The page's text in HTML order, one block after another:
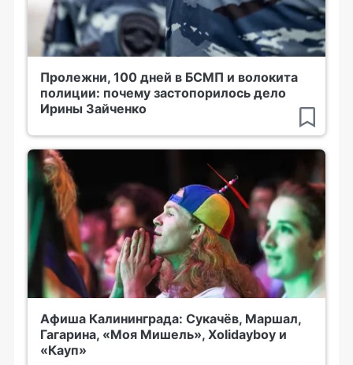
Пролежни, 100 дней в БСМП и волокита
полиции: почему застопорилось дело
Ирины Зайченко
Афиша Калининграда: Сукачёв, Маршал,
Гагарина, «Моя Мишель», Xolidayboy и
«Кауп»